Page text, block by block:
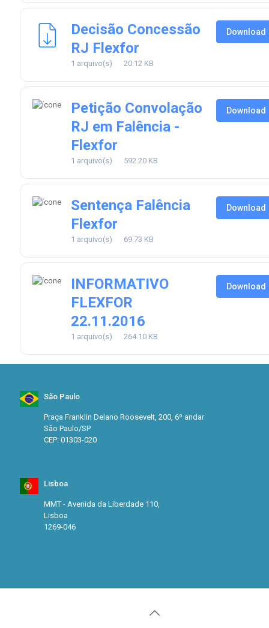
Decisão Concessão
RJ Flexfor
1 arquivo(s) 20.12 KB
Download
Petição Convolação
RJ em Falência -
Flexfor
1 arquivo(s) 592.20 KB
Download
Sentença Falência
Flexfor
1 arquivo(s) 69.73 KB
Download
INFORMATIVO
FLEXFOR
22.11.2016
1 arquivo(s) 264.10 KB
Download
São Paulo
Praça Franklin Delano Roosevelt, 200, 6º andar
São Paulo/SP
CEP: 01303-020
Lisboa
MMT - Avenida da Liberdade 110,
Lisboa
1269-046